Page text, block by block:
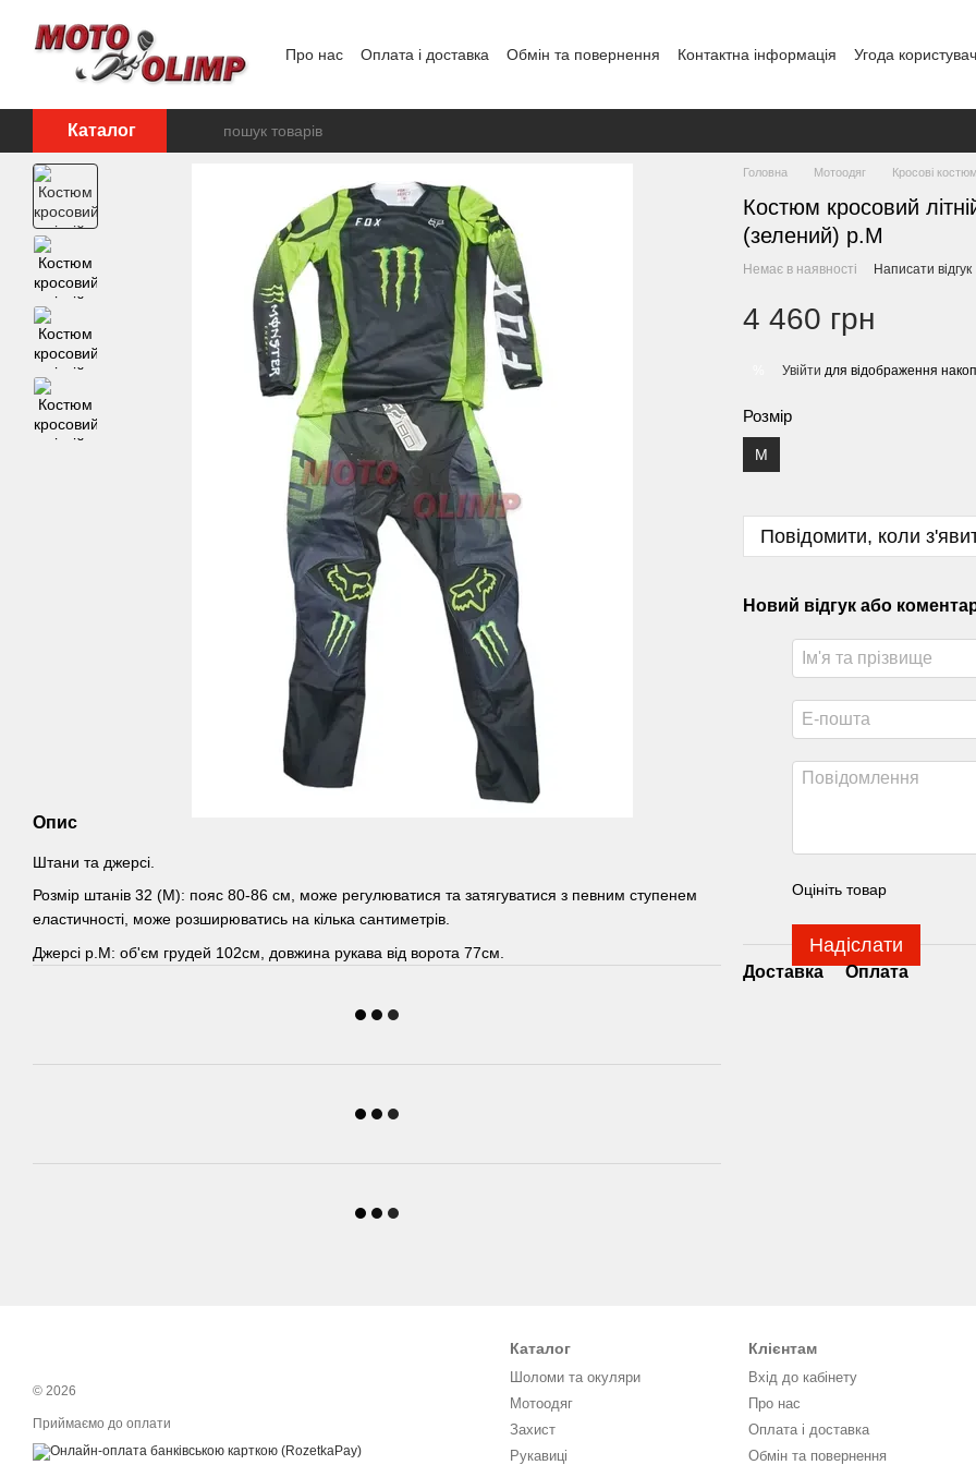
Про нас Оплата і доставка Обмін та повернення Контактна інформація
Угода
Каталог
Опис
Штани та джерсі.
Розмір штанів 32 (М): пояс 80-86 см, може регулюватися та затягуватися з певним ступенем
еластичності, може розширюватись на кілька сантиметрів.
Джерсі р.М: об'єм грудей 102см, довжина рукава від ворота 77см.
Головна Мотоодяг Кросові
Костюм кросовий
(зелений) р.М
Немає в наявності Написати відгук
4 460 грн
Увійти для відображення
Розмір
M
Повідомити, коли
Новий відгук або
Оцініть товар
Надіслати
Доставка Оплата
© 2026
Приймаємо до оплати
Каталог
Шоломи та окуляри
Мотоодяг
Захист
Рукавиці
Клієнтам
Вхід до кабінету
Про нас
Оплата і доставка
Обмін та повернення